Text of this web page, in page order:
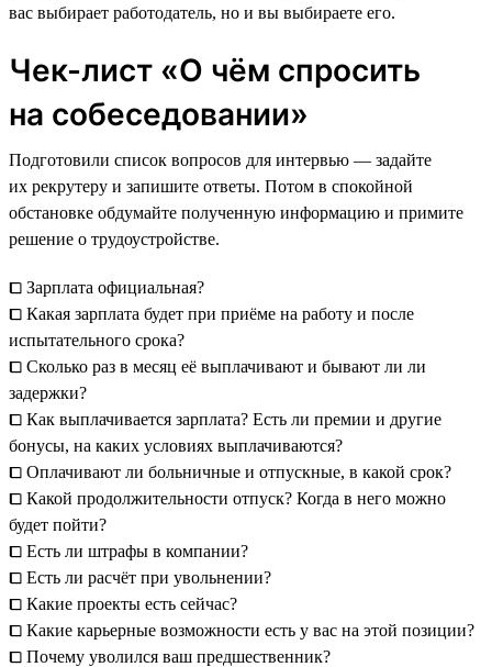
вас выбирает работодатель, но и вы выбираете его.
Чек-лист «О чём спросить
на собеседовании»
Подготовили список вопросов для интервью — задайте
их рекрутеру и запишите ответы. Потом в спокойной
обстановке обдумайте полученную информацию и примите
решение о трудоустройстве.
⧠ Зарплата официальная?
⧠ Какая зарплата будет при приёме на работу и после
испытательного срока?
⧠ Сколько раз в месяц её выплачивают и бывают ли ли
задержки?
⧠ Как выплачивается зарплата? Есть ли премии и другие
бонусы, на каких условиях выплачиваются?
⧠ Оплачивают ли больничные и отпускные, в какой срок?
⧠ Какой продолжительности отпуск? Когда в него можно
будет пойти?
⧠ Есть ли штрафы в компании?
⧠ Есть ли расчёт при увольнении?
⧠ Какие проекты есть сейчас?
⧠ Какие карьерные возможности есть у вас на этой позиции?
⧠ Почему уволился ваш предшественник?